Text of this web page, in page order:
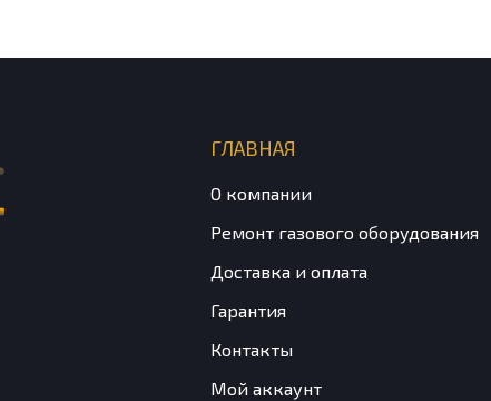
ГЛАВНАЯ
О компании
Ремонт газового оборудования
Доставка и оплата
Гарантия
Контакты
Мой аккаунт